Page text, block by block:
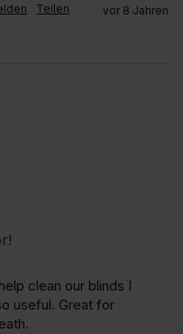
Teilen vor 8 Jahren
clean our blinds I
useful. Great for